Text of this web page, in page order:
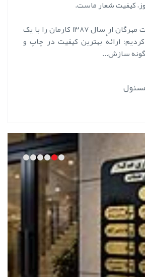
ما در چاپ و تبلیغات مهرگان از سال ۱۳۸۷ کارمان را با یک
ارائهٔ بهترین کیفیت در چاپ و
سازش...